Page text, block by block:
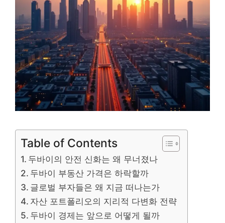
Table of Contents
두바이의 안전 신화는 왜 무너졌나
두바이 부동산 가격은 하락할까
글로벌 부자들은 왜 지금 떠나는가
자산 포트폴리오의 지리적 다변화 전략
두바이 경제는 앞으로 어떻게 될까